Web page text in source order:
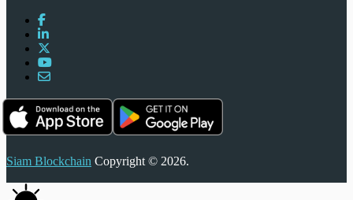
Siam Blockchain Copyright © 2026.